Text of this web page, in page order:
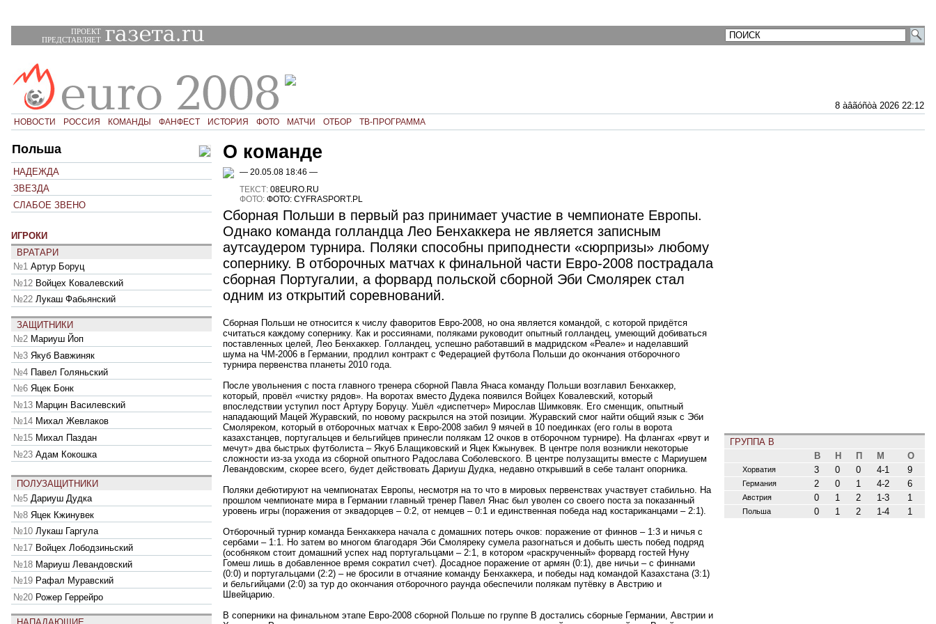
ПРОЕКТ
ПРЕДСТАВЛЯЕТ
8 àâãóñòà 2026 22:12
НОВОСТИ РОССИЯ КОМАНДЫ ФАНФЕСТ ИСТОРИЯ ФОТО МАТЧИ ОТБОР ТВ-ПРОГРАММА
Польша
НАДЕЖДА
ЗВЕЗДА
СЛАБОЕ ЗВЕНО
ИГРОКИ
ВРАТАРИ
№1 Артур Боруц
№12 Войцех Ковалевский
№22 Лукаш Фабьянский
ЗАЩИТНИКИ
№2 Мариуш Йоп
№3 Якуб Вавжиняк
№4 Павел Голяньский
№6 Яцек Бонк
№13 Марцин Василевский
№14 Михал Жевлаков
№15 Михал Паздан
№23 Адам Кокошка
ПОЛУЗАЩИТНИКИ
№5 Дариуш Дудка
№8 Яцек Кжинувек
№10 Лукаш Гаргула
№17 Войцех Лободзиньский
№18 Мариуш Левандовский
№19 Рафал Муравский
№20 Рожер Геррейро
О команде
— 20.05.08 18:46 —
ТЕКСТ: 08EURO.RU
ФОТО: ФОТО: СYFRASPORT.PL
Сборная Польши в первый раз принимает участие в чемпионате Европы.
Однако команда голландца Лео Бенхаккера не является записным
аутсаудером турнира. Поляки способны приподнести «сюрпризы» любому
сопернику. В отборочных матчах к финальной части Евро-2008 пострадала
сборная Португалии, а форвард польской сборной Эби Смолярек стал
одним из открытий соревнований.
Сборная Польши не относится к числу фаворитов Евро-2008, но она является командой, с которой придётся
считаться каждому сопернику. Как и россиянами, поляками руководит опытный голландец, умеющий добиваться
поставленных целей, Лео Бенхаккер. Голландец, успешно работавший в мадридском «Реале» и наделавший
шума на ЧМ-2006 в Германии, продлил контракт с Федерацией футбола Польши до окончания отборочного
турнира первенства планеты 2010 года.
После увольнения с поста главного тренера сборной Павла Янаса команду Польши возглавил Бенхаккер,
который, провёл «чистку рядов». На воротах вместо Дудека появился Войцех Ковалевский, который
впоследствии уступил пост Артуру Боруцу. Ушёл «диспетчер» Мирослав Шимковяк. Его сменщик, опытный
нападающий Мацей Журавский, по новому раскрылся на этой позиции. Журавский смог найти общий язык с Эби
Смоляреком, который в отборочных матчах к Евро-2008 забил 9 мячей в 10 поединках (его голы в ворота
казахстанцев, португальцев и бельгийцев принесли полякам 12 очков в отборочном турнире). На флангах «рвут и
мечут» два быстрых футболиста – Якуб Блащиковский и Яцек Кжынувек. В центре поля возникли некоторые
сложности из-за ухода из сборной опытного Радослава Соболевского. В центре полузащиты вместе с Мариушем
Левандовским, скорее всего, будет действовать Дариуш Дудка, недавно открывший в себе талант опорника.
Поляки дебютируют на чемпионатах Европы, несмотря на то что в мировых первенствах участвует стабильно. На
прошлом чемпионате мира в Германии главный тренер Павел Янас был уволен со своего поста за показанный
уровень игры (поражения от эквадорцев – 0:2, от немцев – 0:1 и единственная победа над костариканцами – 2:1).
Отборочный турнир команда Бенхаккера начала с домашних потерь очков: поражение от финнов – 1:3 и ничья с
сербами – 1:1. Но затем во многом благодаря Эби Смоляреку сумела разогнаться и добыть шесть побед подряд
(особняком стоит домашний успех над португальцами – 2:1, в котором «раскрученный» форвард гостей Нуну
Гомеш лишь в добавленное время сократил счет). Досадное поражение от армян (0:1), две ничьи – с финнами
(0:0) и португальцами (2:2) – не бросили в отчаяние команду Бенхаккера, и победы над командой Казахстана (3:1)
и бельгийцами (2:0) за тур до окончания отборочного раунда обеспечили полякам путёвку в Австрию и
Швейцарию.
В соперники на финальном этапе Евро-2008 сборной Польше по группе B достались сборные Германии, Австрии и
ГРУППА B
В
Н П М О
Хорватия 3 0 0 4-1 9
Германия 2 0 1 4-2 6
Австрия 0 1 2 1-3 1
Польша 0 1 2 1-4 1